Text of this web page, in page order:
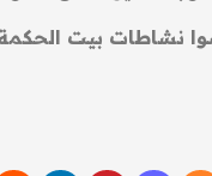
نشاطات بيت الحكمة،